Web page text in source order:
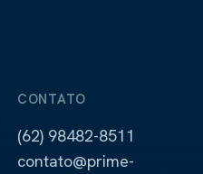
CONTATO
(62) 98482-8511
contato@prime-